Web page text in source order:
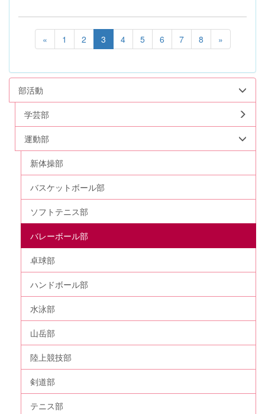
« 1 2 3 4 5 6 7 8 »
部活動
学芸部
運動部
新体操部
バスケットボール部
ソフトテニス部
バレーボール部
卓球部
ハンドボール部
水泳部
山岳部
陸上競技部
剣道部
テニス部